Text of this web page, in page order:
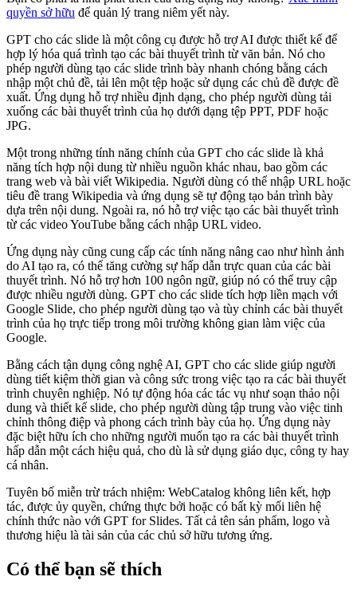
quyền sở hữu để quản lý trang niêm yết này.
GPT cho các slide là một công cụ được hỗ trợ AI được thiết kế để
hợp lý hóa quá trình tạo các bài thuyết trình từ văn bản. Nó cho
phép người dùng tạo các slide trình bày nhanh chóng bằng cách
nhập một chủ đề, tải lên một tệp hoặc sử dụng các chủ đề được đề
xuất. Ứng dụng hỗ trợ nhiều định dạng, cho phép người dùng tải
xuống các bài thuyết trình của họ dưới dạng tệp PPT, PDF hoặc
JPG.
Một trong những tính năng chính của GPT cho các slide là khả
năng tích hợp nội dung từ nhiều nguồn khác nhau, bao gồm các
trang web và bài viết Wikipedia. Người dùng có thể nhập URL hoặc
tiêu đề trang Wikipedia và ứng dụng sẽ tự động tạo bản trình bày
dựa trên nội dung. Ngoài ra, nó hỗ trợ việc tạo các bài thuyết trình
từ các video YouTube bằng cách nhập URL video.
Ứng dụng này cũng cung cấp các tính năng nâng cao như hình ảnh
do AI tạo ra, có thể tăng cường sự hấp dẫn trực quan của các bài
thuyết trình. Nó hỗ trợ hơn 100 ngôn ngữ, giúp nó có thể truy cập
được nhiều người dùng. GPT cho các slide tích hợp liền mạch với
Google Slide, cho phép người dùng tạo và tùy chỉnh các bài thuyết
trình của họ trực tiếp trong môi trường không gian làm việc của
Google.
Bằng cách tận dụng công nghệ AI, GPT cho các slide giúp người
dùng tiết kiệm thời gian và công sức trong việc tạo ra các bài thuyết
trình chuyên nghiệp. Nó tự động hóa các tác vụ như soạn thảo nội
dung và thiết kế slide, cho phép người dùng tập trung vào việc tinh
chỉnh thông điệp và phong cách trình bày của họ. Ứng dụng này
đặc biệt hữu ích cho những người muốn tạo ra các bài thuyết trình
hấp dẫn một cách hiệu quả, cho dù là sử dụng giáo dục, công ty hay
cá nhân.
Tuyên bố miễn trừ trách nhiệm: WebCatalog không liên kết, hợp
tác, được ủy quyền, chứng thực bởi hoặc có bất kỳ mối liên hệ
chính thức nào với GPT for Slides. Tất cả tên sản phẩm, logo và
thương hiệu là tài sản của các chủ sở hữu tương ứng.
Có thể bạn sẽ thích